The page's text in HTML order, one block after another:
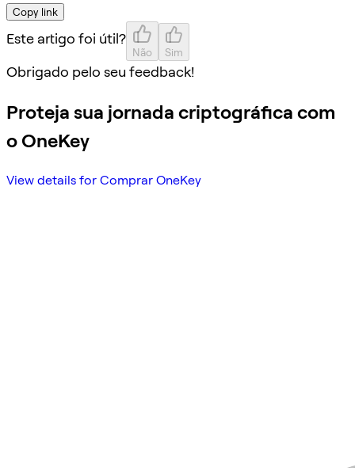
Copy link
Este artigo foi útil?
Não Sim
Obrigado pelo seu feedback!
Proteja sua jornada criptográfica com
o OneKey
View details for Comprar OneKey